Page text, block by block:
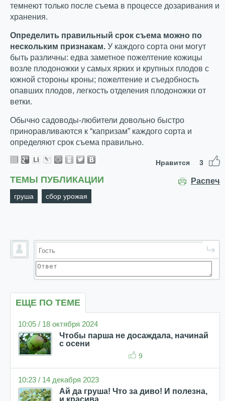
темнеют только после съема в процессе дозаривания и
хранения.
Определить правильный срок съема можно по
нескольким признакам. У каждого сорта они могут
быть различны: едва заметное пожелтение кожицы
возле плодоножки у самых ярких и крупных плодов с
южной стороны кроны; пожелтение и съедобность
опавших плодов, легкость отделения плодоножки от
ветки.
Обычно садоводы-любители довольно быстро
приноравливаются к “капризам” каждого сорта и
определяют срок съема правильно.
Нравится 3
ТЕМЫ ПУБЛИКАЦИИ
груша сбор урожая
ЕЩЕ ПО ТЕМЕ
10:05 / 18 октября 2024
Чтобы парша не досаждала, начинай
с осени
9
10:23 / 14 декабря 2023
Ай да груша! Что за диво! И полезна,